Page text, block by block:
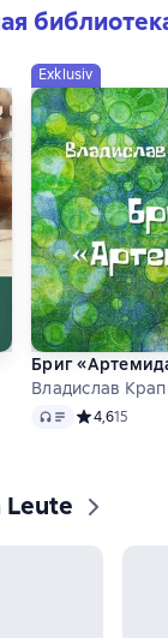
14 оценок
Exklusiv
Бриг
Владислав
Audio Средний
4,615
Leute